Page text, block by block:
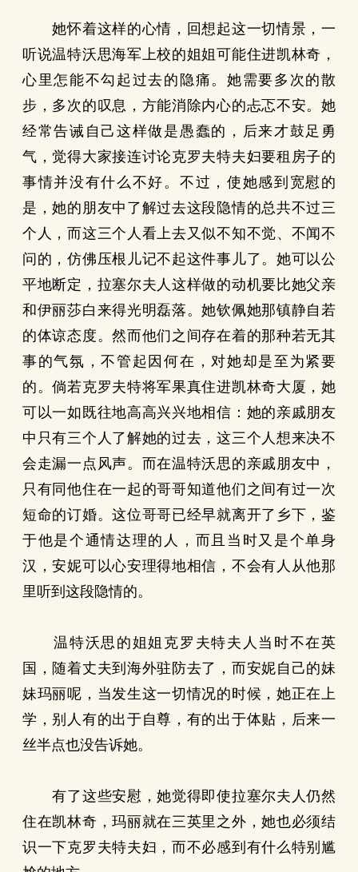
她怀着这样的心情，回想起这一切情景，一
听说温特沃思海军上校的姐姐可能住进凯林奇，
心里怎能不勾起过去的隐痛。她需要多次的散
步，多次的叹息，方能消除内心的忐忑不安。她
经常告诫自己这样做是愚蠢的，后来才鼓足勇
气，觉得大家接连讨论克罗夫特夫妇要租房子的
事情并没有什么不好。不过，使她感到宽慰的
是，她的朋友中了解过去这段隐情的总共不过三
个人，而这三个人看上去又似不知不觉、不闻不
问的，仿佛压根儿记不起这件事儿了。她可以公
平地断定，拉塞尔夫人这样做的动机要比她父亲
和伊丽莎白来得光明磊落。她钦佩她那镇静自若
的体谅态度。然而他们之间存在着的那种若无其
事的气氛，不管起因何在，对她却是至为紧要
的。倘若克罗夫特将军果真住进凯林奇大厦，她
可以一如既往地高高兴兴地相信：她的亲戚朋友
中只有三个人了解她的过去，这三个人想来决不
会走漏一点风声。而在温特沃思的亲戚朋友中，
只有同他住在一起的哥哥知道他们之间有过一次
短命的订婚。这位哥哥已经早就离开了乡下，鉴
于他是个通情达理的人，而且当时又是个单身
汉，安妮可以心安理得地相信，不会有人从他那
里听到这段隐情的。
温特沃思的姐姐克罗夫特夫人当时不在英
国，随着丈夫到海外驻防去了，而安妮自己的妹
妹玛丽呢，当发生这一切情况的时候，她正在上
学，别人有的出于自尊，有的出于体贴，后来一
丝半点也没告诉她。
有了这些安慰，她觉得即使拉塞尔夫人仍然
住在凯林奇，玛丽就在三英里之外，她也必须结
识一下克罗夫特夫妇，而不必感到有什么特别尴